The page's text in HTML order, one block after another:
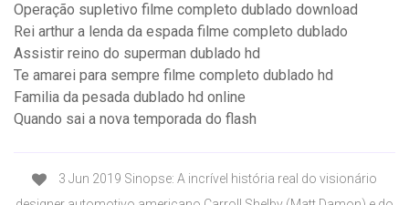
Operação supletivo filme completo dublado download
Rei arthur a lenda da espada filme completo dublado
Assistir reino do superman dublado hd
Te amarei para sempre filme completo dublado hd
Familia da pesada dublado hd online
Quando sai a nova temporada do flash
3 Jun 2019 Sinopse: A incrível história real do visionário